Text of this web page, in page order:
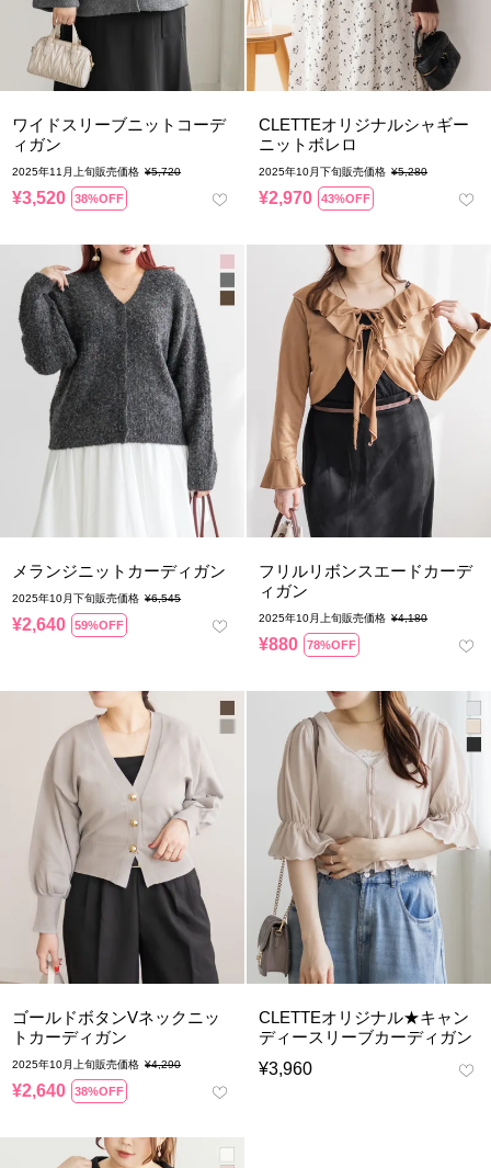
ワイドスリーブニットコーデ
ィガン
2025年11月上旬販売価格 ¥5,720
¥3,520 38%OFF
CLETTEオリジナルシャギー
ニットボレロ
2025年10月下旬販売価格 ¥5,280
¥2,970 43%OFF
メランジニットカーディガン
2025年10月下旬販売価格 ¥6,545
¥2,640 59%OFF
フリルリボンスエードカーデ
ィガン
2025年10月上旬販売価格 ¥4,180
¥880 78%OFF
ゴールドボタンVネックニッ
トカーディガン
2025年10月上旬販売価格 ¥4,290
¥2,640 38%OFF
CLETTEオリジナル★キャン
ディースリーブカーディガン
¥3,960